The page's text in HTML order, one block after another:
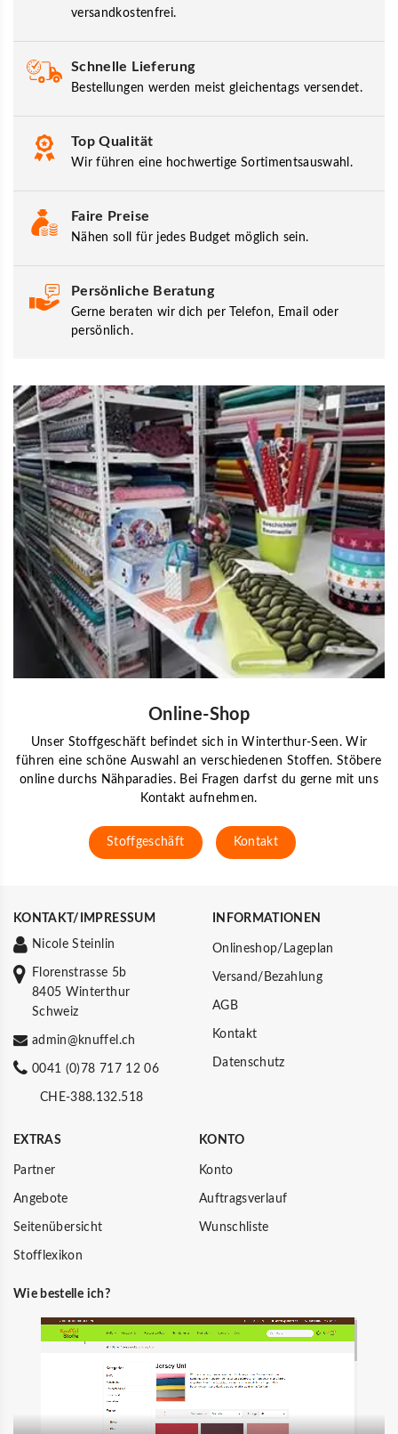
versandkostenfrei.
Schnelle Lieferung
Bestellungen werden meist gleichentags versendet.
Top Qualität
Wir führen eine hochwertige Sortimentsauswahl.
Faire Preise
Nähen soll für jedes Budget möglich sein.
Persönliche Beratung
Gerne beraten wir dich per Telefon, Email oder
persönlich.
Online-Shop
Unser Stoffgeschäft befindet sich in Winterthur-Seen. Wir
führen eine schöne Auswahl an verschiedenen Stoffen. Stöbere
online durchs Nähparadies. Bei Fragen darfst du gerne mit uns
Kontakt aufnehmen.
Stoffgeschäft Kontakt
KONTAKT/IMPRESSUM
Nicole Steinlin
Florenstrasse 5b
8405 Winterthur
Schweiz
admin@knuffel.ch
0041 (0)78 717 12 06
CHE-388.132.518
INFORMATIONEN
Onlineshop/Lageplan
Versand/Bezahlung
AGB
Kontakt
Datenschutz
EXTRAS
Partner
Angebote
Seitenübersicht
Stofflexikon
KONTO
Konto
Auftragsverlauf
Wunschliste
Wie bestelle ich?